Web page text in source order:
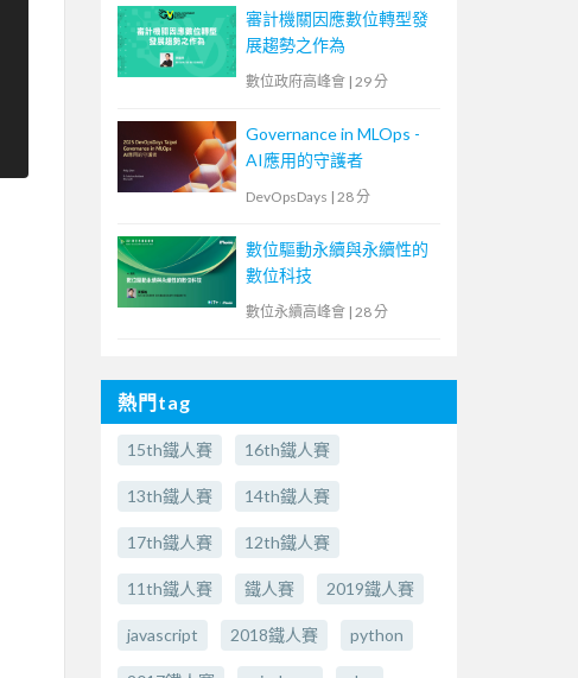
審計機關因應數位轉型發
展趨勢之作為
數位政府高峰會 | 29 分
Governance in MLOps -
AI應用的守護者
DevOpsDays | 28 分
數位驅動永續與永續性的
數位科技
數位永續高峰會 | 28 分
熱門tag
15th鐵人賽 16th鐵人賽
13th鐵人賽 14th鐵人賽
17th鐵人賽 12th鐵人賽
11th鐵人賽 鐵人賽 2019鐵人賽
javascript 2018鐵人賽 python